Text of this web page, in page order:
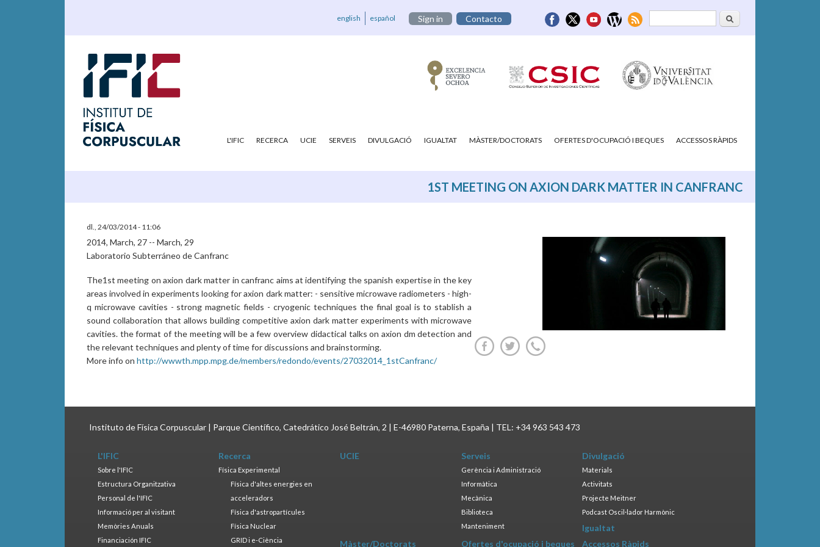
Formulari deCerca
english español Sign in Contacto
L'IFIC RECERCA UCIE SERVEIS DIVULGACIÓ IGUALTAT MÀSTER/DOCTORATS OFERTES D'OCUPACIÓ I BEQUES ACCESSOS RÀPIDS
1ST MEETING ON AXION DARK MATTER IN CANFRANC
dl., 24/03/2014 - 11:06
2014, March, 27 -- March, 29
Laboratorio Subterráneo de Canfranc
The1st meeting on axion dark matter in canfranc aims at identifying the spanish expertise in the key
areas involved in experiments looking for axion dark matter: - sensitive microwave radiometers - high-
q microwave cavities - strong magnetic fields - cryogenic techniques the final goal is to stablish a
sound collaboration that allows building competitive axion dark matter experiments with microwave
cavities. the format of the meeting will be a few overview didactical talks on axion dm detection and
the relevant techniques and plenty of time for discussions and brainstorming.
More info on http://wwwth.mpp.mpg.de/members/redondo/events/27032014_1stCanfranc/
Instituto de Física Corpuscular | Parque Científico, Catedrático José Beltrán, 2 | E-46980 Paterna, España | TEL: +34 963 543 473
L'IFIC
Sobre l'IFIC
Estructura Organitzativa
Personal de l'IFIC
Informació per al visitant
Memòries Anuals
Financiación IFIC
Recerca
Física Experimental
Física d'altes energies en
acceleradors
Física d'astropartícules
Física Nuclear
GRID i e-Ciència
UCIE Serveis
Gerència i Administració
Informàtica
Mecànica
Biblioteca
Manteniment
Divulgació
Materials
Activitats
Projecte Meitner
Podcast Oscil·lador Harmònic
Igualtat
Màster/Doctorats
Ofertes d'ocupació i beques Accessos Ràpids